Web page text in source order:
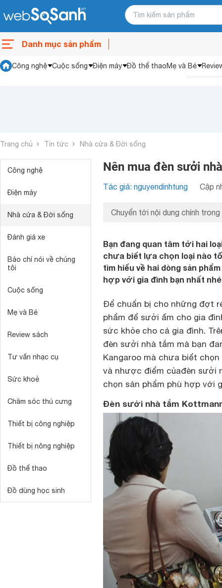
Danh mục sản phẩm
Công nghệ Cuộc sống Điện máy Đồ thể thaoMẹ và Bé
Trang chủ Tin tức Nhà cửa & Đời sống
Công nghệ
Điện máy
Nhà cửa & Đời sống
Đánh giá xe
Báo chí nói về chúng
tôi
Cuộc sống
Mẹ và Bé
Review sách
Tư vấn nhạc cụ
Sức khoẻ
Chăm sóc thú cưng
Thiết bị công nghiệp
Thiết bị nông nghiệp
Đồ thể thao
Đồ dùng học sinh
Nên mua đèn sưởi
Tác giả: nguyendinhtung Cập
Chuyển tới nội dung chính trong
Bạn đang quan tâm tới hai
chưa biết lựa chọn loại nào
tìm hiểu về hai dòng sản
hợp với gia đình bạn nhất
Để chuẩn bị cho những đợt
phẩm để sưởi ấm cho gia
sức khỏe cho cả gia đình.
đèn sưởi nhà tắm mà bạn
Kangaroo mà chưa biết
và nhược điểm củađèn sưởi
chọn sản phẩm phù hợp với
Đèn sưởi nhà tắm